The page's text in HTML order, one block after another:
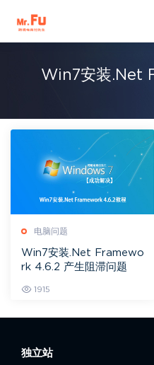
Win7安装.Net
电脑问题
Win7安装.Net Framewo
rk 4.6.2 产生阻滞问题
1915
独立站